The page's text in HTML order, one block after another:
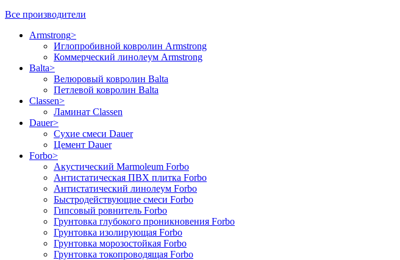
Все производители
Armstrong>
Иглопробивной ковролин Armstrong
Коммерческий линолеум Armstrong
Balta>
Велюровый ковролин Balta
Петлевой ковролин Balta
Classen>
Ламинат Classen
Dauer>
Сухие смеси Dauer
Цемент Dauer
Forbo>
Акустический Marmoleum Forbo
Антистатическая ПВХ плитка Forbo
Антистатический линолеум Forbo
Быстродействующие смеси Forbo
Гипсовый ровнитель Forbo
Грунтовка глубокого проникновения Forbo
Грунтовка изолирующая Forbo
Грунтовка морозостойкая Forbo
Грунтовка токопроводящая Forbo